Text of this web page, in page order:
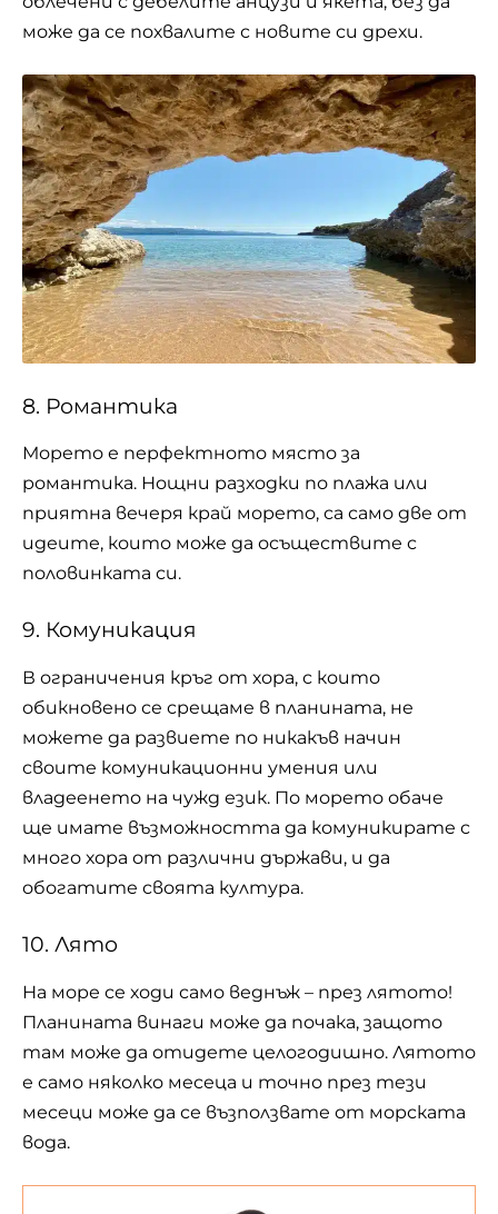
може да се похвалите с новите си дрехи.
8. Романтика
Морето е перфектното място за
романтика. Нощни разходки по плажа или
приятна вечеря край морето, са само две от
идеите, които може да осъществите с
половинката си.
9. Комуникация
В ограничения кръг от хора, с които
обикновено се срещаме в планината, не
можете да развиете по никакъв начин
своите комуникационни умения или
владеенето на чужд език. По морето обаче
ще имате възможността да комуникирате с
много хора от различни държави, и да
обогатите своята култура.
10. Лято
На море се ходи само веднъж – през лятото!
Планината винаги може да почака, защото
там може да отидете целогодишно. Лятото
е само няколко месеца и точно през тези
месеци може да се възползвате от морската
вода.